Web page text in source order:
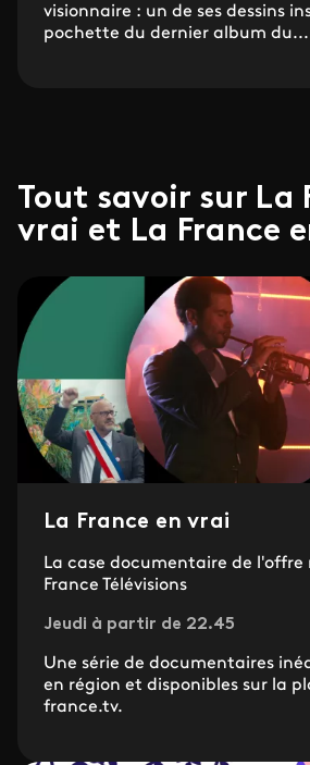
visionnaire : un de ses dessins
pochette du dernier album du...
Tout savoir sur La
vrai et La France
La France en vrai
La case documentaire de l'offre
France Télévisions
Jeudi à partir de 22.45
Une série de documentaires
en région et disponibles sur la
france.tv.